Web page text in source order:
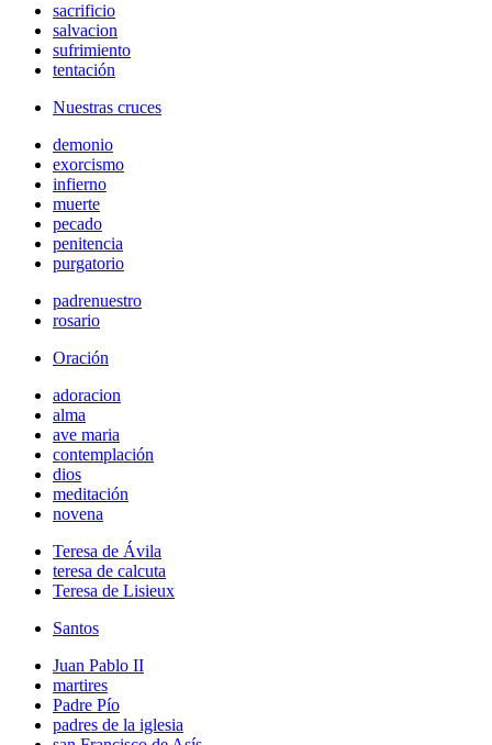
sacrificio
salvacion
sufrimiento
tentación
Nuestras cruces
demonio
exorcismo
infierno
muerte
pecado
penitencia
purgatorio
padrenuestro
rosario
Oración
adoracion
alma
ave maria
contemplación
dios
meditación
novena
Teresa de Ávila
teresa de calcuta
Teresa de Lisieux
Santos
Juan Pablo II
martires
Padre Pío
padres de la iglesia